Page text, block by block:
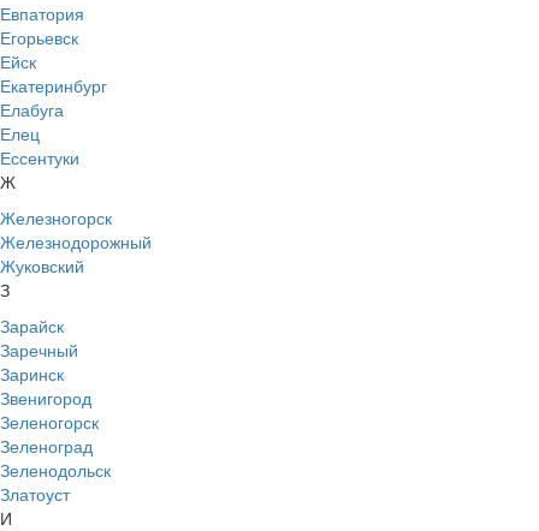
Евпатория
Егорьевск
Ейск
Екатеринбург
Елабуга
Елец
Ессентуки
Ж
Железногорск
Железнодорожный
Жуковский
З
Зарайск
Заречный
Заринск
Звенигород
Зеленогорск
Зеленоград
Зеленодольск
Златоуст
И